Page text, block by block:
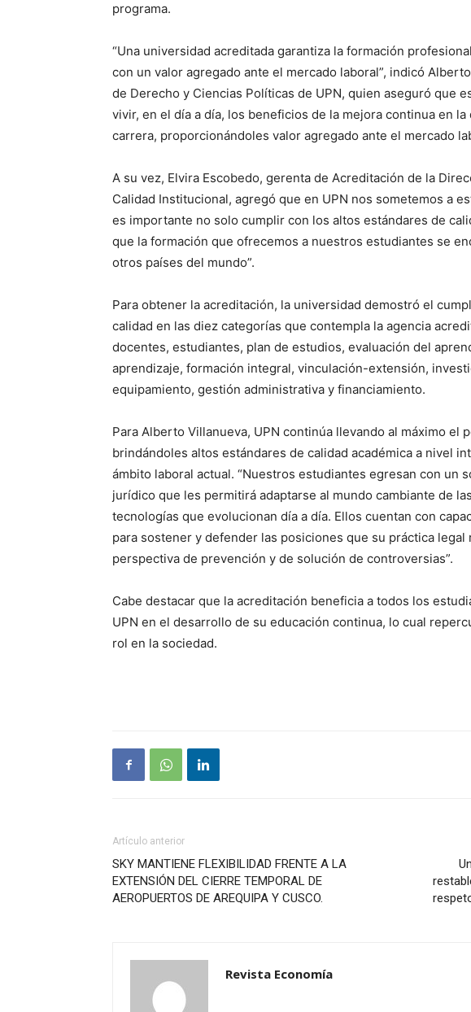
programa.
“Una universidad acreditada garantiza la formación
con un valor agregado ante el mercado laboral”, indicó
de Derecho y Ciencias Políticas de UPN, quien aseguró que
vivir, en el día a día, los beneficios de la mejora continua en
carrera, proporcionándoles valor agregado ante el mercado
A su vez, Elvira Escobedo, gerenta de Acreditación de la
Calidad Institucional, agregó que en UPN nos sometemos a
es importante no solo cumplir con los altos estándares de
que la formación que ofrecemos a nuestros estudiantes se
otros países del mundo”.
Para obtener la acreditación, la universidad demostró el
calidad en las diez categorías que contempla la agencia
docentes, estudiantes, plan de estudios, evaluación del
aprendizaje, formación integral, vinculación-extensión,
equipamiento, gestión administrativa y financiamiento.
Para Alberto Villanueva, UPN continúa llevando al máximo el
brindándoles altos estándares de calidad académica a nivel
ámbito laboral actual. “Nuestros estudiantes egresan con un
jurídico que les permitirá adaptarse al mundo cambiante de
tecnologías que evolucionan día a día. Ellos cuentan con
para sostener y defender las posiciones que su práctica
perspectiva de prevención y de solución de controversias”.
Cabe destacar que la acreditación beneficia a todos los
UPN en el desarrollo de su educación continua, lo cual
rol en la sociedad.
Artículo anterior
SKY MANTIENE FLEXIBILIDAD FRENTE A LA
EXTENSIÓN DEL CIERRE TEMPORAL DE
AEROPUERTOS DE AREQUIPA Y CUSCO.
Revista Economía